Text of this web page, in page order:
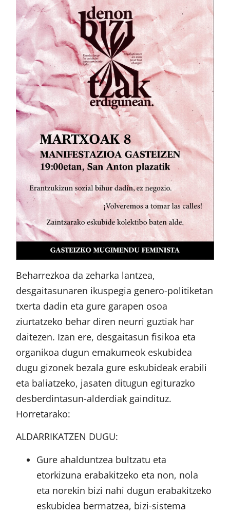
Beharrezkoa da zeharka lantzea,
desgaitasunaren ikuspegia genero-politiketan
txerta dadin eta gure garapen osoa
ziurtatzeko behar diren neurri guztiak har
daitezen. Izan ere, desgaitasun fisikoa eta
organikoa dugun emakumeok eskubidea
dugu gizonek bezala gure eskubideak erabili
eta baliatzeko, jasaten ditugun egiturazko
desberdintasun-alderdiak gaindituz.
Horretarako:
ALDARRIKATZEN DUGU:
Gure ahalduntzea bultzatu eta
etorkizuna erabakitzeko eta non, nola
eta norekin bizi nahi dugun erabakitzeko
eskubidea bermatzea, bizi-sistema